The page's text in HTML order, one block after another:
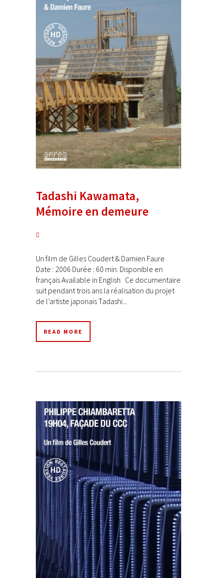
Tadashi Kawamata,
Mémoire en demeure
Un film de Gilles Coudert & Damien Faure
Date : 2006 Durée : 60 min. Disponible en
français Available in English Ce documentaire
suit pendant trois ans la réalisation du projet
de l’artiste japonais Tadashi...
READ MORE